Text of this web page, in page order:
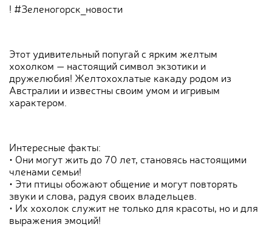
! #Зеленогорск_новости
Этот удивительный попугай с ярким желтым
хохолком — настоящий символ экзотики и
дружелюбия! Желтохохлатые какаду родом из
Австралии и известны своим умом и игривым
характером.
Интересные факты:
• Они могут жить до 70 лет, становясь настоящими
членами семьи!
• Эти птицы обожают общение и могут повторять
звуки и слова, радуя своих владельцев.
• Их хохолок служит не только для красоты, но и для
выражения эмоций!